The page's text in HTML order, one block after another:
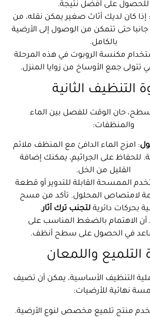
للحصول على أفضل نتيجة.
: إذا كان لديك أثاث صغير يمكن نقله، من
جانبا حتى تتمكن من الوصول إلى الأرضية
بالكامل.
مكنسة الروبوت في هذه المرحلة
تتولى جمع الأوساخ من زوايا المنزل.
التنظيف الثانية
حان الوقت للفصل بين الماء
والمنظفات:
: امزج الماء الدافئ مع المنظف ملائم
للحفاظ على الجراثيم، يمكنك إضافة
القليل من الخل.
الممسحة القابلة للتدوير أو قطعة
لامتصاص المحلول. تأكد من مسح
بحركات دائرية لتجنب ترك آثار.
أن الاهتمام بالضغط المناسب على
في الحصول على سطح أنظف.
واللمعان
التنظيف الأساسية، يمكن أن تضيف
نهائية للأرضيات:
منتج تلميع مخصص لنوع الأرضية.